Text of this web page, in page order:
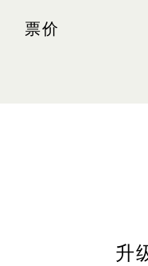
票价
高级包厢（4 人
升